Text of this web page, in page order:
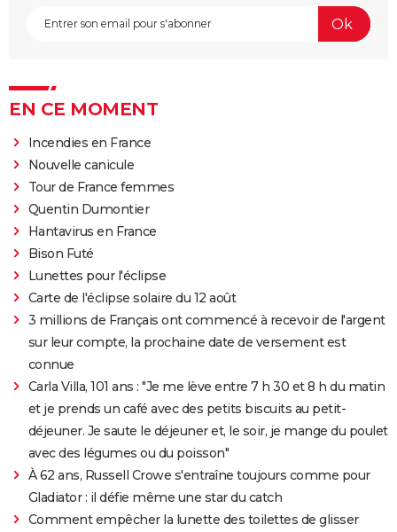
EN CE MOMENT
Incendies en France
Nouvelle canicule
Tour de France femmes
Quentin Dumontier
Hantavirus en France
Bison Futé
Lunettes pour l'éclipse
Carte de l'éclipse solaire du 12 août
3 millions de Français ont commencé à recevoir de l'argent
sur leur compte, la prochaine date de versement est
connue
Carla Villa, 101 ans : "Je me lève entre 7 h 30 et 8 h du matin
et je prends un café avec des petits biscuits au petit-
déjeuner. Je saute le déjeuner et, le soir, je mange du poulet
avec des légumes ou du poisson"
À 62 ans, Russell Crowe s'entraîne toujours comme pour
Gladiator : il défie même une star du catch
Comment empêcher la lunette des toilettes de glisser